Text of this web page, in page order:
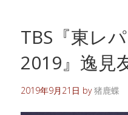
TBS『東レ
2019』逸見
2019年9月21日 by猪鹿蝶